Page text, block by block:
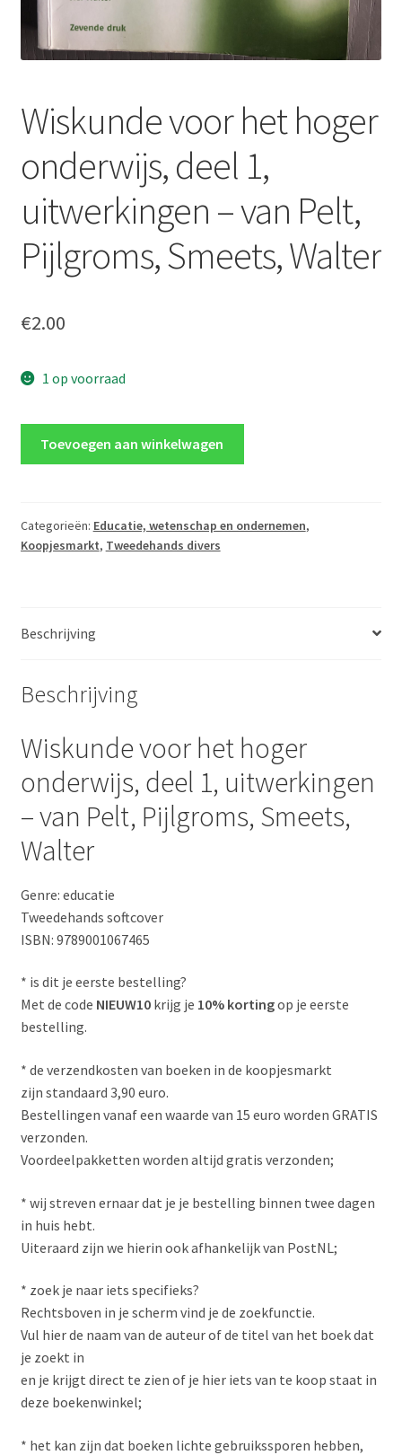
Wiskunde voor het hoger
onderwijs, deel 1,
uitwerkingen – van Pelt,
Pijlgroms, Smeets, Walter
€2.00
1 op voorraad
onderwijs,
deel
van
Pijlgroms,
Smeets,
aantal
Toevoegen aan winkelwagen
Categorieën: Educatie, wetenschap en ondernemen,
Koopjesmarkt, Tweedehands divers
Beschrijving
Beschrijving
Wiskunde voor het hoger
onderwijs, deel 1, uitwerkingen
– van Pelt, Pijlgroms, Smeets,
Walter
Genre: educatie
Tweedehands softcover
ISBN: 9789001067465
* is dit je eerste bestelling?
Met de code NIEUW10krijg je 10% kortingop je eerste
bestelling.
* de verzendkosten van boeken in de koopjesmarkt
zijn standaard 3,90 euro.
Bestellingen vanaf een waarde van 15 euro worden GRATIS
verzonden.
Voordeelpakketten worden altijd gratis verzonden;
* wij streven ernaar dat je je bestelling binnen twee dagen
in huis hebt.
Uiteraard zijn we hierin ook afhankelijk van PostNL;
* zoek je naar iets specifieks?
Rechtsboven in je scherm vind je de zoekfunctie.
Vul hier de naam van de auteur of de titel van het boek dat
je zoekt in
en je krijgt direct te zien of je hier iets van te koop staat in
deze boekenwinkel;
* het kan zijn dat boeken lichte gebruikssporen hebben,